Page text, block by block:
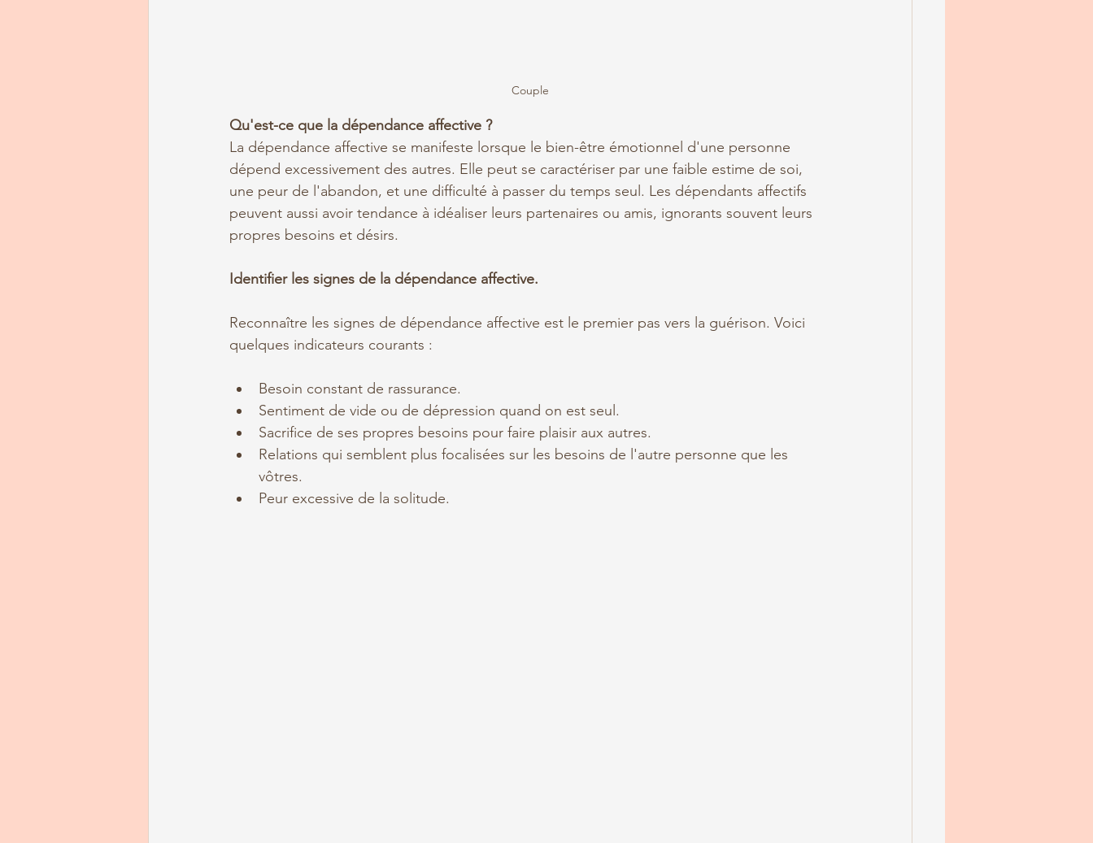
Couple
Qu'est-ce que la dépendance affective ?
La dépendance affective se manifeste lorsque le bien-être émotionnel d'une personne
dépend excessivement des autres. Elle peut se caractériser par une faible estime de soi,
une peur de l'abandon, et une difficulté à passer du temps seul. Les dépendants affectifs
peuvent aussi avoir tendance à idéaliser leurs partenaires ou amis, ignorants souvent leurs
propres besoins et désirs.
Identifier les signes de la dépendance affective.
Reconnaître les signes de dépendance affective est le premier pas vers la guérison. Voici
quelques indicateurs courants :
Besoin constant de rassurance.
Sentiment de vide ou de dépression quand on est seul.
Sacrifice de ses propres besoins pour faire plaisir aux autres.
Relations qui semblent plus focalisées sur les besoins de l'autre personne que les
vôtres.
Peur excessive de la solitude.